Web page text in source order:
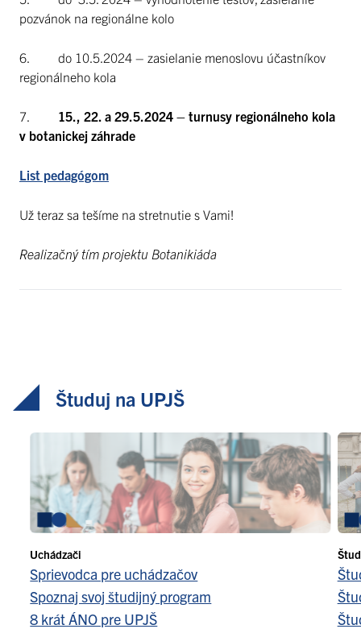
pozvánok na regionálne kolo
6. do 10.5.2024 – zasielanie menoslovu účastníkov
regionálneho kola
7. 15., 22. a 29.5.2024 – turnusy regionálneho kola
v botanickej záhrade
List pedagógom
Už teraz sa tešíme na stretnutie s Vami!
Realizačný tím projektu Botanikiáda
Študuj na UPJŠ
Uchádzači
Sprievodca pre uchádzačov
Spoznaj svoj študijný program
8 krát ÁNO pre UPJŠ